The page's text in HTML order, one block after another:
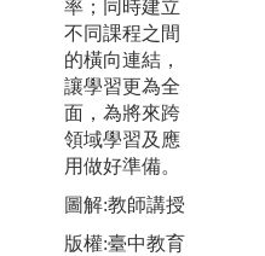
率；同時建立
不同課程之間
的橫向連結，
讓學習更為全
面，為將來跨
領域學習及應
用做好準備。
圖解:教師講授
版權:臺中教育